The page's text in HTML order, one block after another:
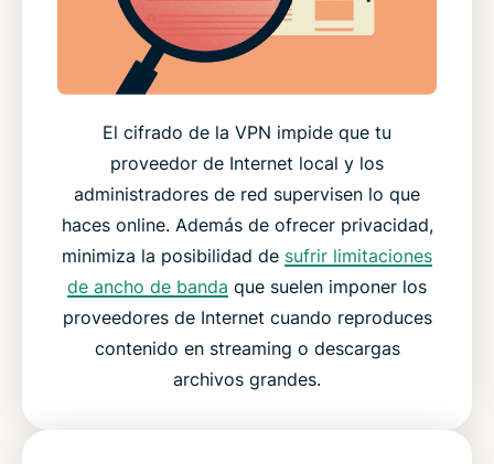
El cifrado de la VPN impide que tu
proveedor de Internet local y los
administradores de red supervisen lo que
haces online. Además de ofrecer privacidad,
minimiza la posibilidad de sufrir limitaciones
de ancho de banda que suelen imponer los
proveedores de Internet cuando reproduces
contenido en streaming o descargas
archivos grandes.